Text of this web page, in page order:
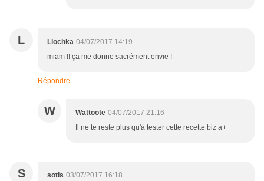
L Liochka 04/07/2017 14:19
miam !! ça me donne sacrément envie !
Répondre
W Wattoote 04/07/2017 21:16
Il ne te reste plus qu'à tester cette recette biz a+
S sotis 03/07/2017 16:18